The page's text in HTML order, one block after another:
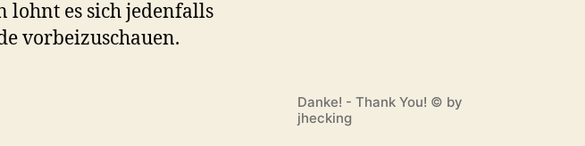
lohnt es sich jedenfalls
vorbeizuschauen.
Danke! - Thank You! © by
jhecking